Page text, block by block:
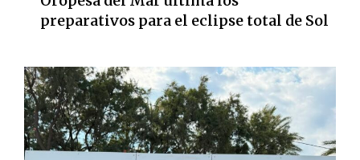
preparativos para el eclipse total de Sol